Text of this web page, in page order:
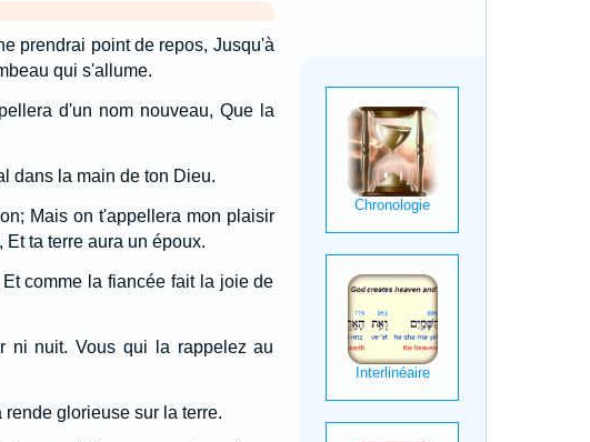
prendrai point de repos, Jusqu'à
qui s'allume.
d'un nom nouveau, Que la
dans la main de ton Dieu.
Mais on t'appellera mon plaisir
ta terre aura un époux.
comme la fiancée fait la joie de
ni nuit. Vous qui la rappelez au
glorieuse sur la terre.